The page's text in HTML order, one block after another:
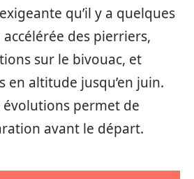
qu’il y a quelques
des pierriers,
sur le bivouac, et
en altitude jusqu’en juin.
évolutions permet de
avant le départ.